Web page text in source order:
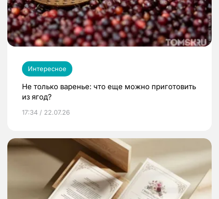
Интересное
Не только варенье: что еще можно приготовить
из ягод?
17:34 / 22.07.26